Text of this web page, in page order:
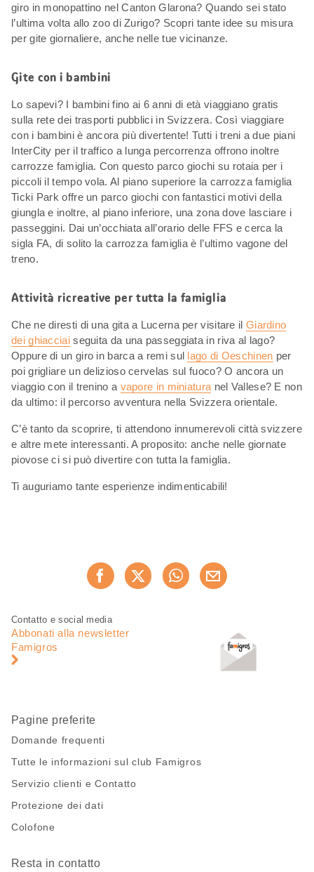
giro in monopattino nel Canton Glarona? Quando sei stato
l’ultima volta allo zoo di Zurigo? Scopri tante idee su misura
per gite giornaliere, anche nelle tue vicinanze.
Gite con i bambini
Lo sapevi? I bambini fino ai 6 anni di età viaggiano gratis
sulla rete dei trasporti pubblici in Svizzera. Così viaggiare
con i bambini è ancora più divertente! Tutti i treni a due piani
InterCity per il traffico a lunga percorrenza offrono inoltre
carrozze famiglia. Con questo parco giochi su rotaia per i
piccoli il tempo vola. Al piano superiore la carrozza famiglia
Ticki Park offre un parco giochi con fantastici motivi della
giungla e inoltre, al piano inferiore, una zona dove lasciare i
passeggini. Dai un’occhiata all’orario delle FFS e cerca la
sigla FA, di solito la carrozza famiglia è l’ultimo vagone del
treno.
Attività ricreative per tutta la famiglia
Che ne diresti di una gita a Lucerna per visitare il Giardino
dei ghiacciaiseguita da una passeggiata in riva al lago?
Oppure di un giro in barca a remi sul lago di Oeschinen per
poi grigliare un delizioso cervelas sul fuoco? O ancora un
viaggio con il trenino a vapore in miniatura nel Vallese? E non
da ultimo: il percorso avventura nella Svizzera orientale.
C’è tanto da scoprire, ti attendono innumerevoli città svizzere
e altre mete interessanti. A proposito: anche nelle giornate
piovose ci si può divertire con tutta la famiglia.
Ti auguriamo tante esperienze indimenticabili!
Consiglia ora
Piè
pagina
Navigazione
pagina
Contatto e social media
Abbonati alla newsletter
Famigros
Pagine preferite
Domande frequenti
Tutte le informazioni sul club Famigros
Servizio clienti e Contatto
Protezione dei dati
Colofone
Resta in contatto